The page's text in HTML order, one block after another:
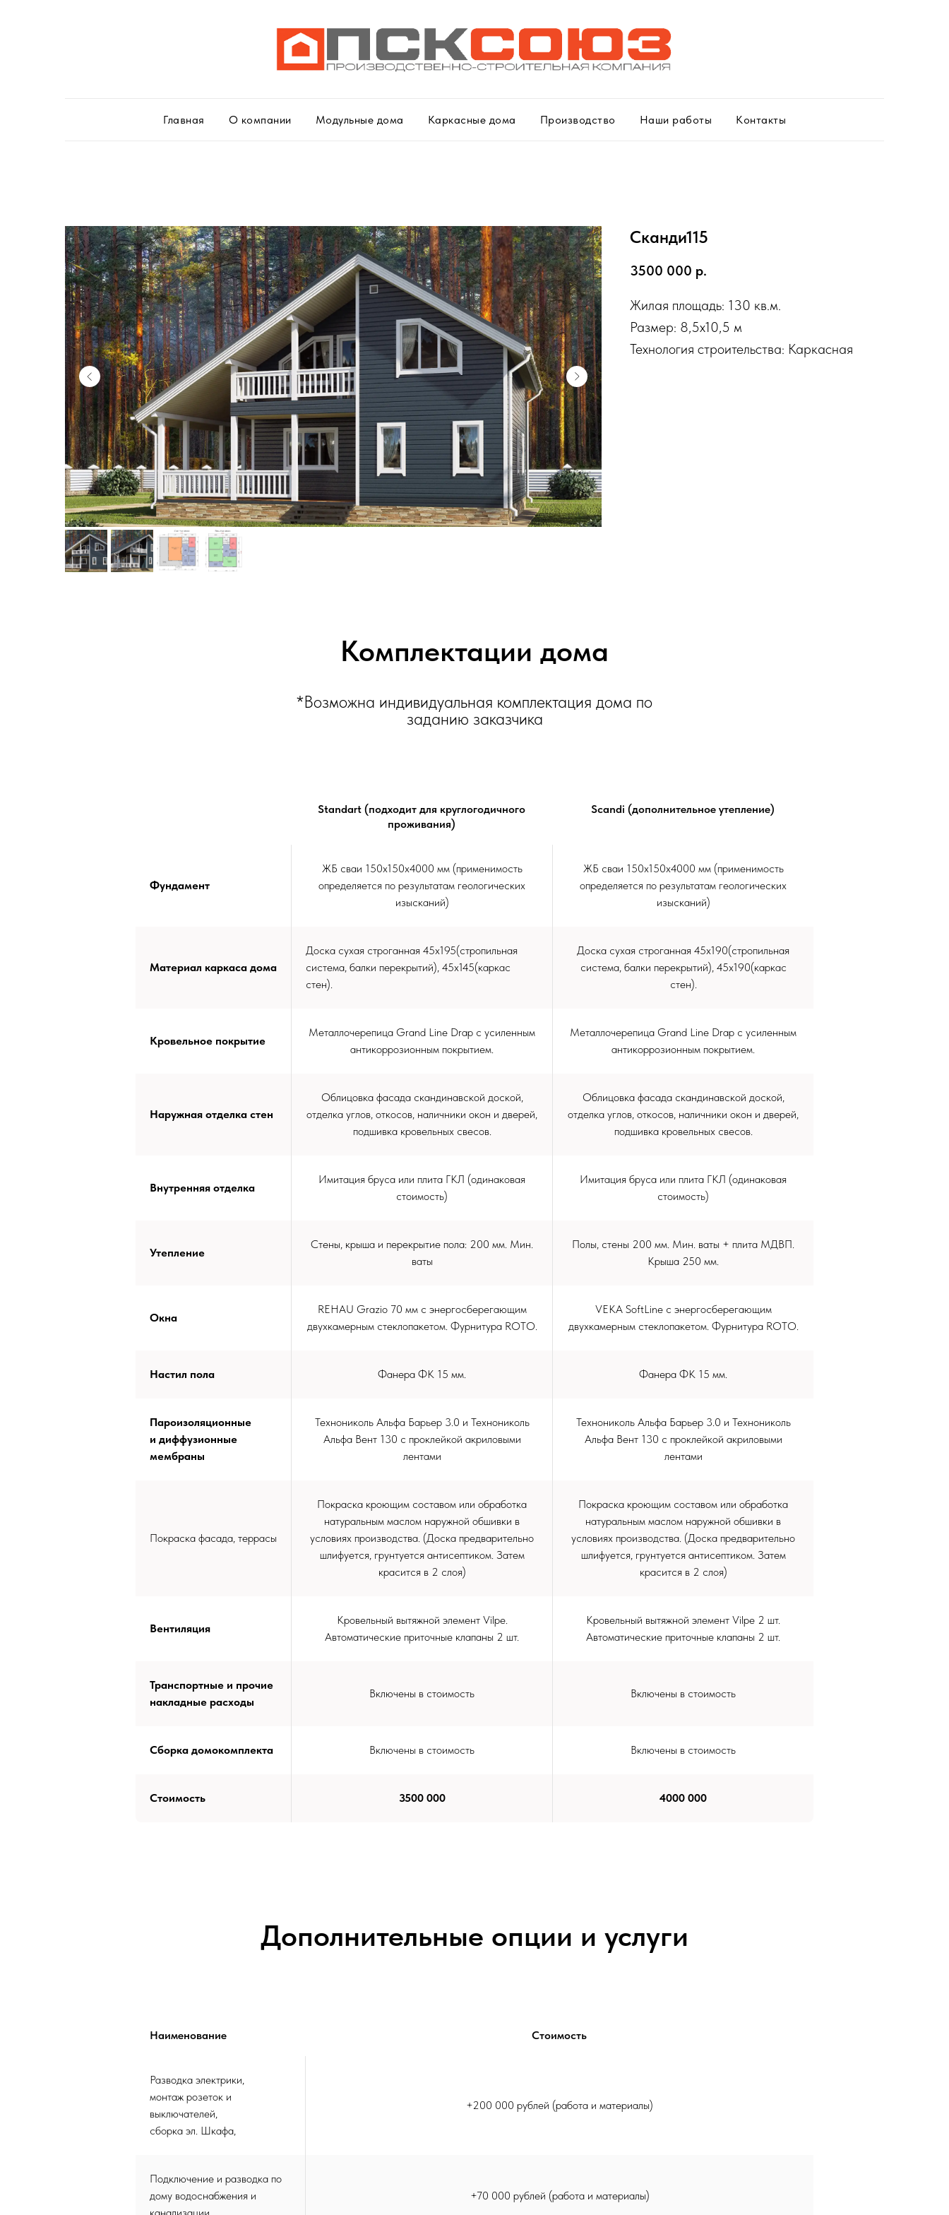
Главная О компании Модульные дома Каркасные дома Производство Наши работы Контакты
Сканди115
3500 000 р.
Жилая площадь: 130 кв.м.
Размер: 8,5х10,5 м
Технология строительства: Каркасная
Комплектации дома
*Возможна индивидуальная комплектация дома по
заданию заказчика
Standart (подходит для круглогодичного
проживания)
Scandi (дополнительное утепление)
Фундамент
ЖБ сваи 150х150х4000 мм (применимость
определяется по результатам геологических
изысканий)
ЖБ сваи 150х150х4000 мм (применимость
определяется по результатам геологических
изысканий)
Материал каркаса дома
Доска сухая строганная 45х195(стропильная
система, балки перекрытий), 45х145(каркас
стен).
Доска сухая строганная 45х190(стропильная
система, балки перекрытий), 45х190(каркас
стен).
Кровельное покрытие
Металлочерепица Grand Line Drap c усиленным
антикоррозионным покрытием.
Металлочерепица Grand Line Drap c усиленным
антикоррозионным покрытием.
Наружная отделка стен
Облицовка фасада скандинавской доской,
отделка углов, откосов, наличники окон и дверей,
подшивка кровельных свесов.
Облицовка фасада скандинавской доской,
отделка углов, откосов, наличники окон и дверей,
подшивка кровельных свесов.
Внутренняя отделка
Имитация бруса или плита ГКЛ (одинаковая
стоимость)
Имитация бруса или плита ГКЛ (одинаковая
стоимость)
Утепление
Стены, крыша и перекрытие пола: 200 мм. Мин.
ваты
Полы, стены 200 мм. Мин. ваты + плита МДВП.
Крыша 250 мм.
Окна
REHAU Grazio 70 мм c энергосберегающим
двухкамерным стеклопакетом. Фурнитура ROTO.
VEKA SoftLine c энергосберегающим
двухкамерным стеклопакетом. Фурнитура ROTO.
Настил пола Фанера ФК 15 мм. Фанера ФК 15 мм.
Пароизоляционные
и диффузионные
мембраны
Технониколь Альфа Барьер 3.0 и Технониколь
Альфа Вент 130 с проклейкой акриловыми
лентами
Технониколь Альфа Барьер 3.0 и Технониколь
Альфа Вент 130 с проклейкой акриловыми
лентами
Покраска фасада, террасы
Покраска кроющим составом или обработка
натуральным маслом наружной обшивки в
условиях производства. (Доска предварительно
шлифуется, грунтуется антисептиком. Затем
красится в 2 слоя)
Покраска кроющим составом или обработка
натуральным маслом наружной обшивки в
условиях производства. (Доска предварительно
шлифуется, грунтуется антисептиком. Затем
красится в 2 слоя)
Вентиляция
Кровельный вытяжной элемент Vilpe.
Автоматические приточные клапаны 2 шт.
Кровельный вытяжной элемент Vilpe 2 шт.
Автоматические приточные клапаны 2 шт.
Транспортные и прочие
накладные расходы
Включены в стоимость Включены в стоимость
Сборка домокомплекта Включены в стоимость Включены в стоимость
Стоимость 3500 000 4000 000
Дополнительные опции и услуги
Наименование Стоимость
Разводка электрики,
монтаж розеток и
выключателей,
сборка эл. Шкафа,
+200 000 рублей (работа и материалы)
Подключение и разводка по
дому водоснабжения и
+70 000 рублей (работа и материалы)